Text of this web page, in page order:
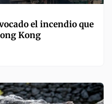
el incendio que
Kong